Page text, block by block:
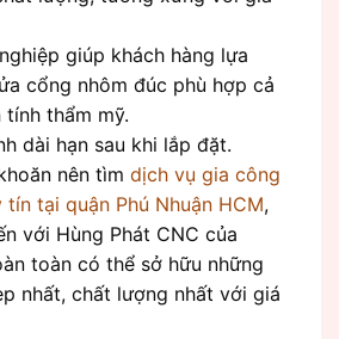
giúp khách hàng lựa
cổng nhôm đúc phù hợp cả
thẩm mỹ.
dài hạn sau khi lắp đặt.
nên tìm dịch vụ gia công
tại quận Phú Nhuận HCM,
với Hùng Phát CNC của
toàn có thể sở hữu những
nhất, chất lượng nhất với giá